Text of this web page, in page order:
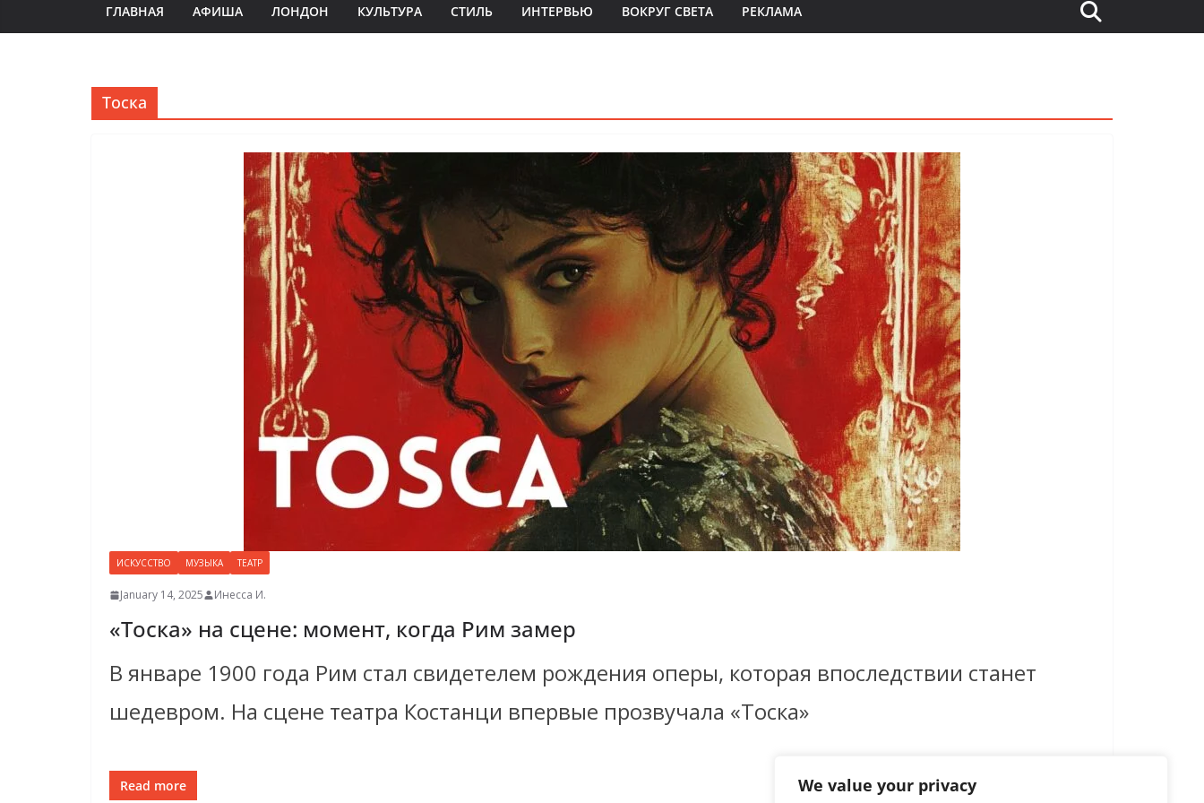
We value your privacy
ГЛАВНАЯ АФИША ЛОНДОН КУЛЬТУРА СТИЛЬ ИНТЕРВЬЮ ВОКРУГ СВЕТА РЕКЛАМА
Тоска
ИСКУССТВО МУЗЫКА ТЕАТР
January 14, 2025 Инесса И.
«Тоска» на сцене: момент, когда Рим замер
В январе 1900 года Рим стал свидетелем рождения оперы, которая впоследствии станет
шедевром. На сцене театра Костанци впервые прозвучала «Тоска»
Read more